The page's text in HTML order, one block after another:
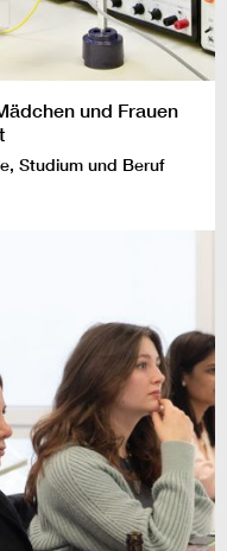
und Frauen
Studium und Beruf